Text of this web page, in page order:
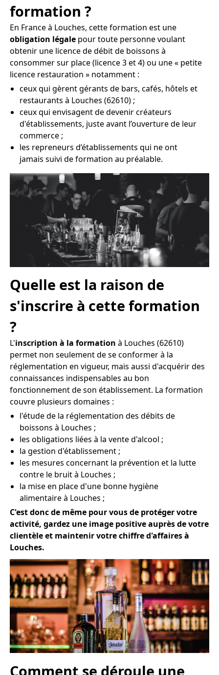
formation ?
En France à Louches, cette formation est une
obligation légale pour toute personne voulant
obtenir une licence de débit de boissons à
consommer sur place (licence 3 et 4) ou une « petite
licence restauration » notamment :
ceux qui gèrent gérants de bars, cafés, hôtels et
restaurants à Louches (62610) ;
ceux qui envisagent de devenir créateurs
d'établissements, juste avant l’ouverture de leur
commerce ;
les repreneurs d’établissements qui ne ont
jamais suivi de formation au préalable.
Quelle est la raison de
s'inscrire à cette formation
?
L'inscription à la formation à Louches (62610)
permet non seulement de se conformer à la
réglementation en vigueur, mais aussi d'acquérir des
connaissances indispensables au bon
fonctionnement de son établissement. La formation
couvre plusieurs domaines :
l'étude de la réglementation des débits de
boissons à Louches ;
les obligations liées à la vente d'alcool ;
la gestion d'établissement ;
les mesures concernant la prévention et la lutte
contre le bruit à Louches ;
la mise en place d'une bonne hygiène
alimentaire à Louches ;
C'est donc de même pour vous de protéger votre
activité, gardez une image positive auprès de votre
clientèle et maintenir votre chiffre d'affaires à
Louches.
Comment se déroule une